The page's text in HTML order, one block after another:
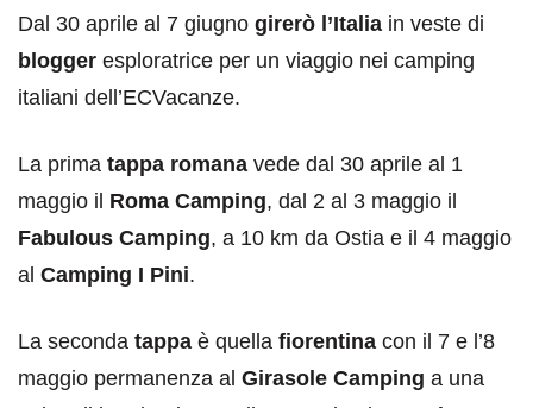
Dal 30 aprile al 7 giugno girerò l’Italia in veste di
blogger esploratrice per un viaggio nei camping
italiani dell’ECVacanze.
La prima tappa romana vede dal 30 aprile al 1
maggio il Roma Camping, dal 2 al 3 maggio il
Fabulous Camping, a 10 km da Ostia e il 4 maggio
al Camping I Pini.
La seconda tappa è quella fiorentina con il 7 e l’8
maggio permanenza al Girasole Camping a una